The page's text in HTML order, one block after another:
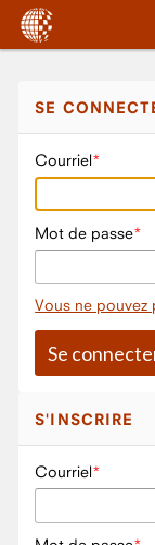
SE
Courriel
Mot de passe
Vous ne
S'INSCRIRE
Courriel